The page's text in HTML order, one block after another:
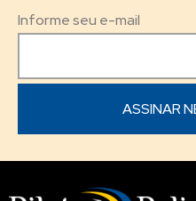
Informe seu e-mail